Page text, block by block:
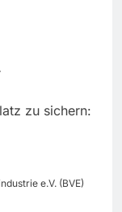
zu sichern:
e.V. (BVE)